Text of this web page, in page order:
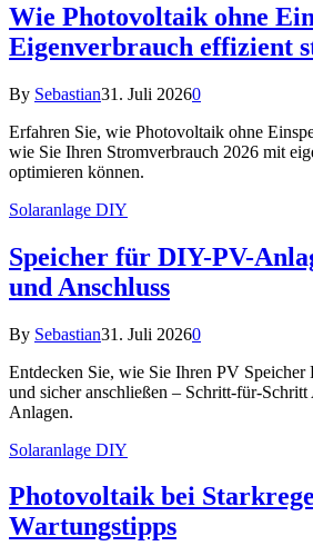
Wie Photovoltaik ohne
Eigenverbrauch effizient
By Sebastian31. Juli 20260
Erfahren Sie, wie Photovoltaik ohne
wie Sie Ihren Stromverbrauch 2026 mit
optimieren können.
Solaranlage DIY
Speicher für DIY-PV-
und Anschluss
By Sebastian31. Juli 20260
Entdecken Sie, wie Sie Ihren PV
und sicher anschließen – Schritt-für-
Anlagen.
Solaranlage DIY
Photovoltaik bei
Wartungstipps